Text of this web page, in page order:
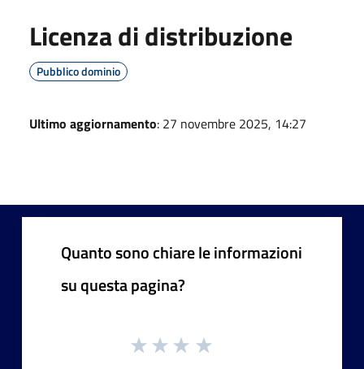
Licenza di distribuzione
Pubblico dominio
Ultimo aggiornamento: 27 novembre 2025, 14:27
Quanto sono chiare le informazioni
su questa pagina?